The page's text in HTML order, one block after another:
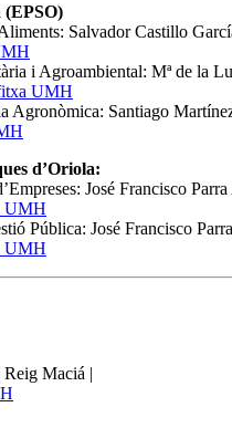
(EPSO)
Salvador Castillo
i Agroambiental: Mª de la
UMH
Agronòmica: Santiago
d’Oriola:
José Francisco
UMH
Pública: José Francisco
UMH
Maciá |